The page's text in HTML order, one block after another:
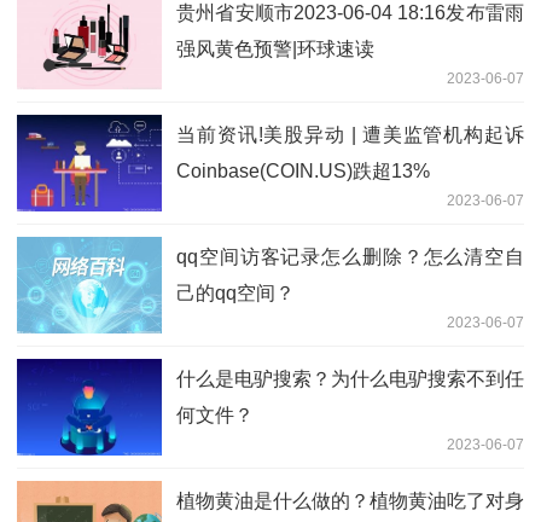
贵州省安顺市2023-06-04 18:16发布雷雨
强风黄色预警|环球速读
2023-06-07
当前资讯!美股异动 | 遭美监管机构起诉
Coinbase(COIN.US)跌超13%
2023-06-07
qq空间访客记录怎么删除？怎么清空自
己的qq空间？
2023-06-07
什么是电驴搜索？为什么电驴搜索不到任
何文件？
2023-06-07
植物黄油是什么做的？植物黄油吃了对身